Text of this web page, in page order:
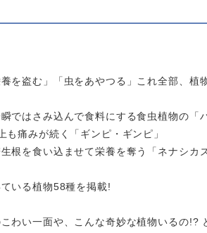
を盗む」「虫をあやつる」これ全部、植
ではさみ込んで食料にする食虫植物の「
も痛みが続く「ギンピ・ギンピ」
根を食い込ませて栄養を奪う「ネナシカ
いる植物58種を掲載!
わい一面や、こんな奇妙な植物いるの!?